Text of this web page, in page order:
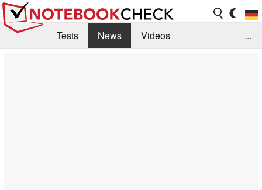
Tests News
Videos
...